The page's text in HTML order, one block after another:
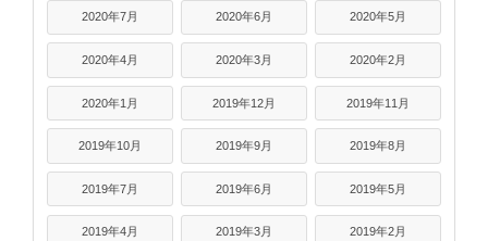
2020年7月 2020年6月 2020年5月
2020年4月 2020年3月 2020年2月
2020年1月 2019年12月 2019年11月
2019年10月 2019年9月 2019年8月
2019年7月 2019年6月 2019年5月
2019年4月 2019年3月 2019年2月